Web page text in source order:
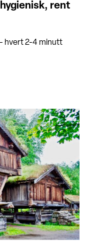
rent
hvert 2-4 minutt